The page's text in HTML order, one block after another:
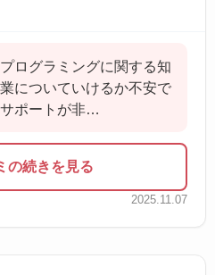
ログラミングに関する知
についていけるか不安で
ポートが非…
の続きを見る
2025.11.07